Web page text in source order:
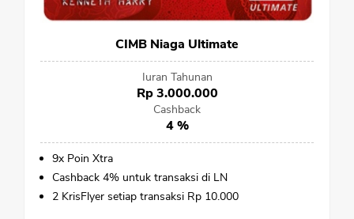
CIMB Niaga Ultimate
Iuran Tahunan
Rp 3.000.000
Cashback
4 %
9x Poin Xtra
Cashback 4% untuk transaksi di LN
2 KrisFlyer setiap transaksi Rp 10.000